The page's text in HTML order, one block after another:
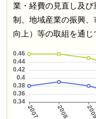
業・経費の見直し及
制、地域産業の振興
向上）等の取組を通じ